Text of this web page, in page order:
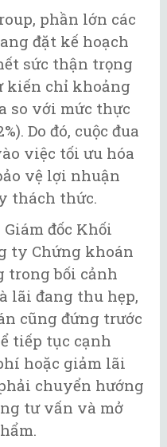
phần lớn các
đặt kế hoạch
sức thận trọng
kiến chỉ khoảng
so với mức thực
Do đó, cuộc đua
việc tối ưu hóa
vệ lợi nhuận
thách thức.
đốc Khối
ty Chứng khoán
trong bối cảnh
lãi đang thu hẹp,
cũng đứng trước
tiếp tục cạnh
hoặc giảm lãi
chuyển hướng
tư vấn và mở